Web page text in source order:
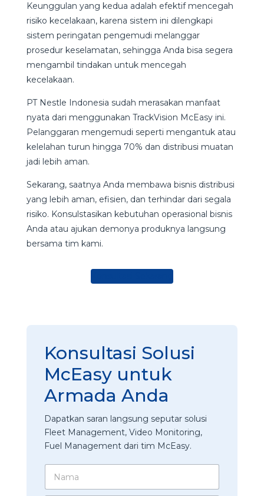
Keunggulan yang kedua adalah efektif mencegah
risiko kecelakaan, karena sistem ini dilengkapi
sistem peringatan pengemudi melanggar
prosedur keselamatan, sehingga Anda bisa segera
mengambil tindakan untuk mencegah
kecelakaan.
PT Nestle Indonesia sudah merasakan manfaat
nyata dari menggunakan TrackVision McEasy ini.
Pelanggaran mengemudi seperti mengantuk atau
kelelahan turun hingga 70% dan distribusi muatan
jadi lebih aman.
Sekarang, saatnya Anda membawa bisnis distribusi
yang lebih aman, efisien, dan terhindar dari segala
risiko. Konsulstasikan kebutuhan operasional bisnis
Anda atau ajukan demonya produknya langsung
bersama tim kami.
Konsultasi Solusi
McEasy untuk
Armada Anda
Dapatkan saran langsung seputar solusi
Fleet Management, Video Monitoring,
Fuel Management dari tim McEasy.
m